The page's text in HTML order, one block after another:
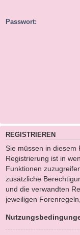
Passwort:
REGISTRIEREN
Sie müssen in
Registrierung ist in
Funktionen
zusätzliche
und die verwandten
jeweiligen